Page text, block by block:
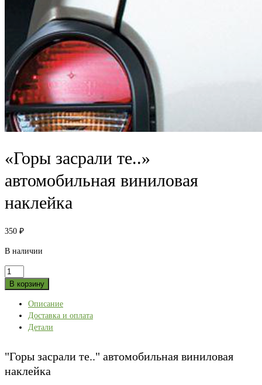
«Горы засрали те..»
автомобильная виниловая
наклейка
350 ₽
В наличии
Количество
товара
засрали
автомобильная
наклейка
В корзину
Описание
Доставка и оплата
Детали
"Горы засрали те.." автомобильная виниловая
наклейка